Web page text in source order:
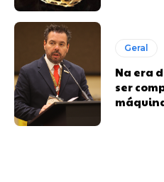
Geral
Na era
ser